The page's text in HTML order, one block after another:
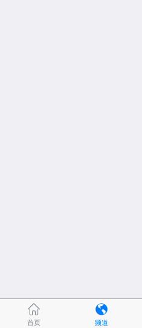
首页 频道